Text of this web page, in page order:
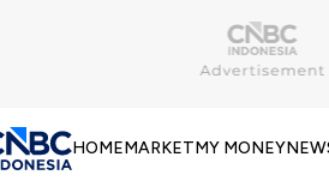
HOMEMARKETMY MONEY